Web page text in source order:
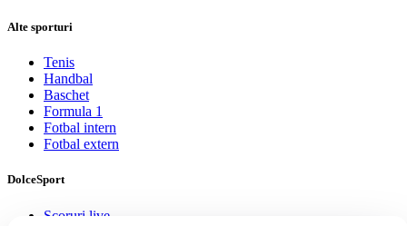
Alte sporturi
Tenis
Handbal
Baschet
Formula 1
Fotbal intern
Fotbal extern
DolceSport
Scoruri live